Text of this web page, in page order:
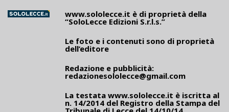
www.sololecce.it è di proprietà della
“SoloLecce Edizioni S.r.l.s.”
Le foto e i contenuti sono di proprietà
dell’editore
Redazione e pubblicità:
redazionesololecce@gmail.com
La testata www.sololecce.it è iscritta al
n. 14/2014 del Registro della Stampa del